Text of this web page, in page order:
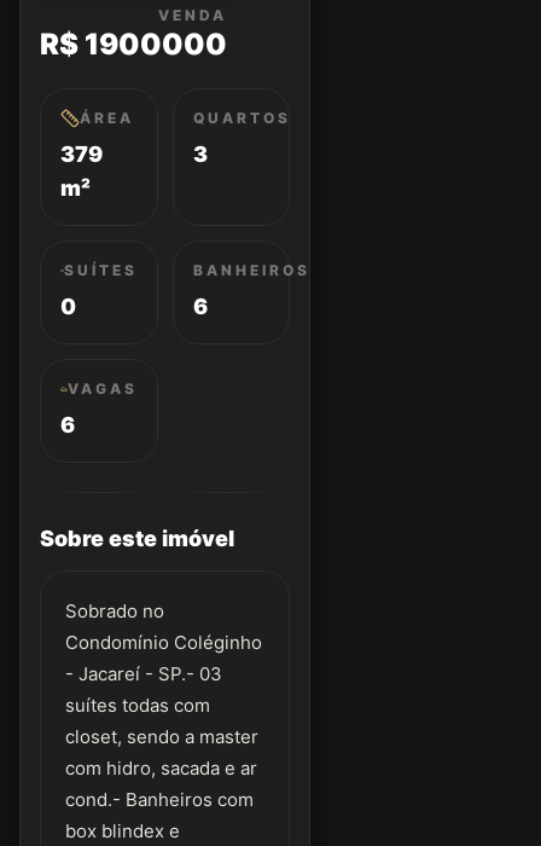
VENDA
R$ 1900000
ÁREA
379
m²
QUARTOS
3
SUÍTES
0
BANHEIROS
6
VAGAS
6
Sobre este imóvel
Sobrado no
Condomínio Coléginho
- Jacareí - SP.- 03
suítes todas com
closet, sendo a master
com hidro, sacada e ar
cond.- Banheiros com
box blindex e